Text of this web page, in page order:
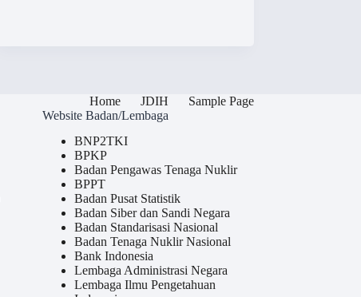
Home JDIH
Sample Page
Website Badan/Lembaga
BNP2TKI
BPKP
Badan Pengawas Tenaga Nuklir
BPPT
Badan Pusat Statistik
Badan Siber dan Sandi Negara
Badan Standarisasi Nasional
Badan Tenaga Nuklir Nasional
Bank Indonesia
Lembaga Administrasi Negara
Lembaga Ilmu Pengetahuan